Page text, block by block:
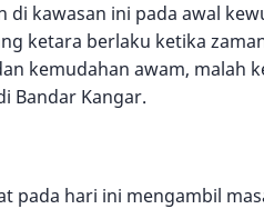
kawasan ini pada awal
ketara berlaku ketika
kemudahan awam,
Bandar Kangar.
pada hari ini mengambil